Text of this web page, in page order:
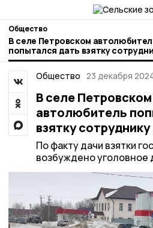
Общество
В селе Петровском
попытался дать взятку
Общество 23 декабря
В селе Петровском
автолюбитель
взятку
По факту дачи взятки
возбуждено уголовное